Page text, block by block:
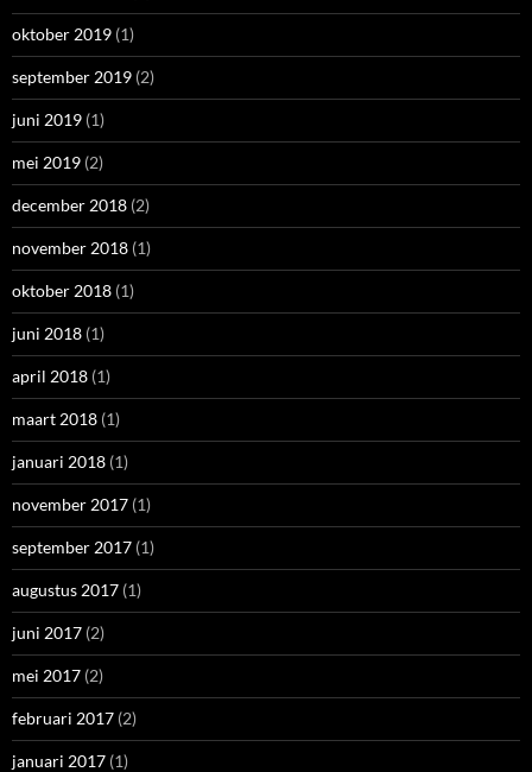
oktober 2019 (1)
september 2019 (2)
juni 2019 (1)
mei 2019 (2)
december 2018 (2)
november 2018 (1)
oktober 2018 (1)
juni 2018 (1)
april 2018 (1)
maart 2018 (1)
januari 2018 (1)
november 2017 (1)
september 2017 (1)
augustus 2017 (1)
juni 2017 (2)
mei 2017 (2)
februari 2017 (2)
januari 2017 (1)